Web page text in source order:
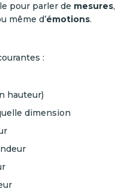
pour parler de mesures,
même d’émotions.
:
hauteur)
dimension